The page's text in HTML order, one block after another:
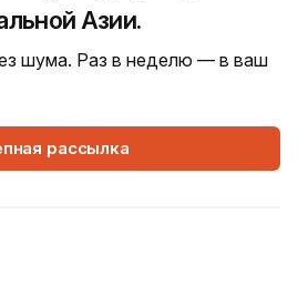
Азии.
шума. Раз в неделю — в ваш
рассылка